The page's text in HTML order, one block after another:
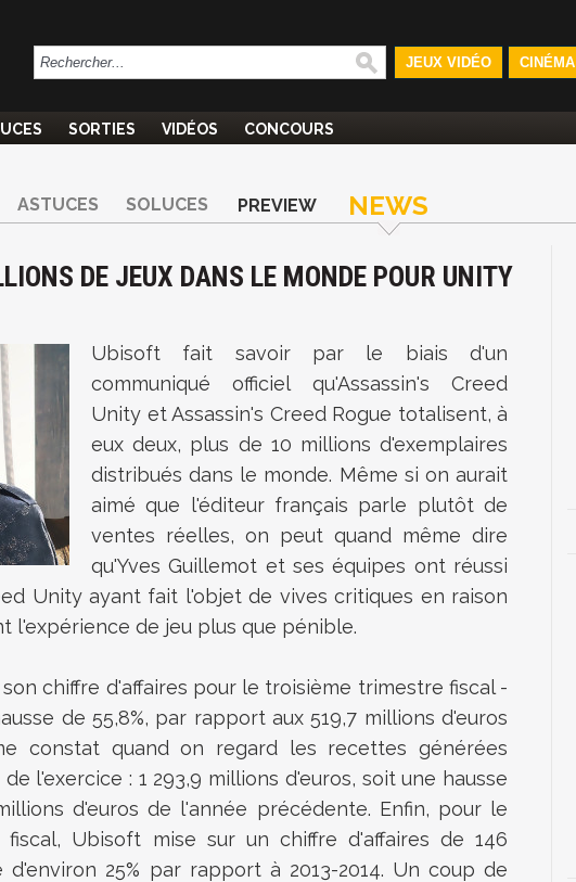
JEUX VIDÉO CINÉMA
SORTIES VIDÉOS CONCOURS
ASTUCES SOLUCES PREVIEW NEWS
DE JEUX DANS LE MONDE POUR UNITY
Ubisoft fait savoir par le biais d'un
communiqué officiel qu'Assassin's Creed
Unity et Assassin's Creed Rogue totalisent, à
eux deux, plus de 10 millions d'exemplaires
distribués dans le monde. Même si on aurait
aimé que l'éditeur français parle plutôt de
ventes réelles, on peut quand même dire
qu'Yves Guillemot et ses équipes ont réussi
Unity ayant fait l'objet de vives critiques en raison
l'expérience de jeu plus que pénible.
chiffre d'affaires pour le troisième trimestre fiscal -
de 55,8%, par rapport aux 519,7 millions d'euros
constat quand on regard les recettes générées
l'exercice : 1 293,9 millions d'euros, soit une hausse
d'euros de l'année précédente. Enfin, pour le
Ubisoft mise sur un chiffre d'affaires de 146
25% par rapport à 2013-2014. Un coup de